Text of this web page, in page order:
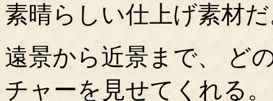
素晴らしい仕上げ素材
遠景から近景まで、 ど
チャーを見せてくれる。